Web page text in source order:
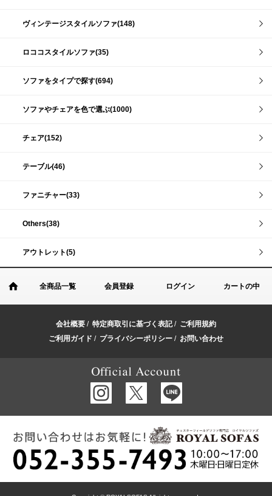
ヴィンテージスタイルソファ(148)
ロココスタイルソファ(35)
ソファをタイプで探す(694)
ソファやチェアを色で選ぶ(1000)
チェア(152)
テーブル(46)
ファニチャー(33)
Others(38)
アウトレット(5)
全商品一覧 会員登録 ログイン カートの中
会社概要 / 特定商取引に基づく表記/ ご利用規約
ご利用ガイド / プライバシーポリシー / お問い合わせ